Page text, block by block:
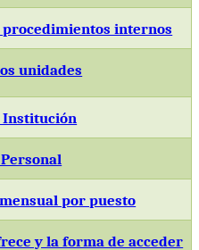
procedimientos internos
unidades
Institución
por puesto
y la forma de acceder